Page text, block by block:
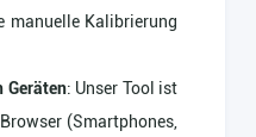
manuelle Kalibrierung
Geräten: Unser Tool ist
(Smartphones,